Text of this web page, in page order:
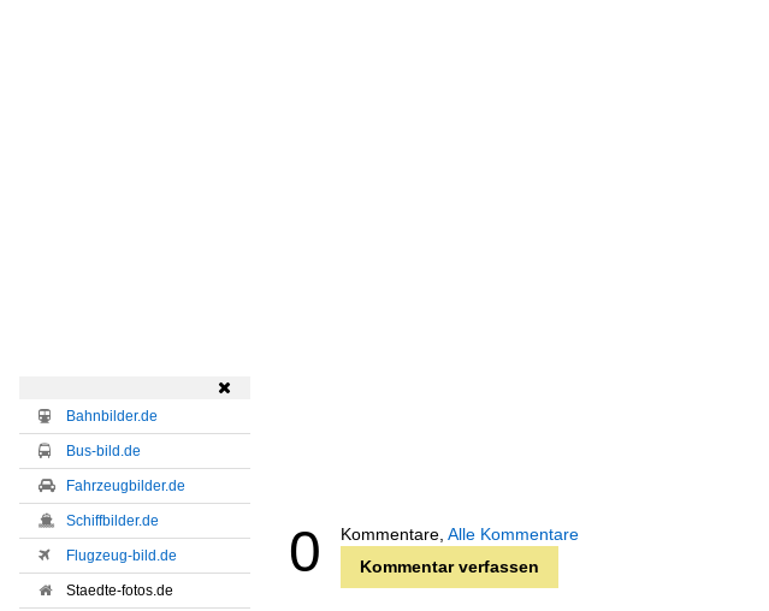

Bahnbilder.de
Bus-bild.de
Fahrzeugbilder.de
Schiffbilder.de
Flugzeug-bild.de
Staedte-fotos.de
0 Kommentare, Alle Kommentare
Kommentar verfassen